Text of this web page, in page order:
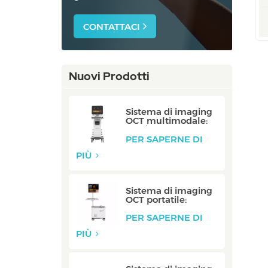
CONTATTACI
Nuovi Prodotti
Sistema di imaging
OCT multimodale:
P80/P80-E
PER SAPERNE DI
PIÙ
Sistema di imaging
OCT portatile:
Mobile/Mobile-E
PER SAPERNE DI
PIÙ